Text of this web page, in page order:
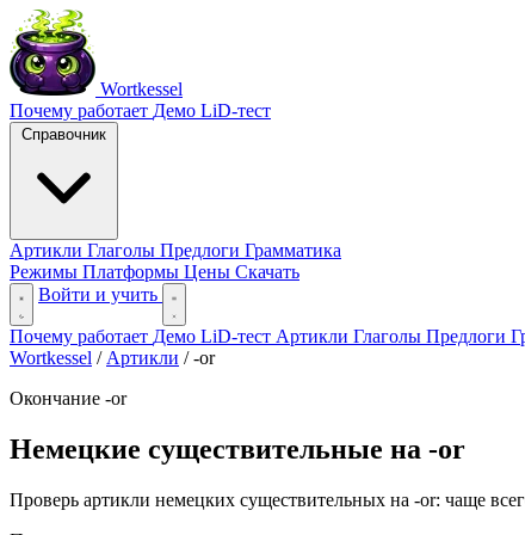
Wortkessel
Почему работает Демо LiD-тест
Справочник
Артикли Глаголы Предлоги Грамматика
Режимы Платформы Цены Скачать
Войти и учить
Почему работает Демо LiD-тест Артикли Глаголы Предлоги
Wortkessel / Артикли / -or
Окончание -or
Немецкие существительные на -or
Проверь артикли немецких существительных на -or: чаще